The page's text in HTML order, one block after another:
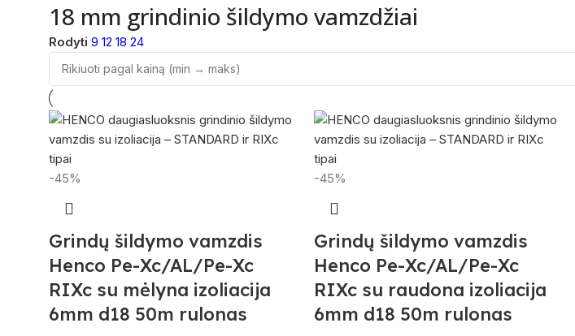
18 mm grindinio šildymo vamzdžiai
Rodyti 9 12 18 24
-45%
Grindų šildymo vamzdis
Henco Pe-Xc/AL/Pe-Xc
RIXc su mėlyna izoliacija
6mm d18 50m rulonas
-45%
Grindų šildymo vamzdis
Henco Pe-Xc/AL/Pe-Xc
RIXc su raudona izoliacija
6mm d18 50m rulonas